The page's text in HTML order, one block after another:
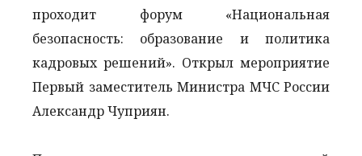
проходит форум «Национальная
безопасность: образование и политика
кадровых решений». Открыл мероприятие
Первый заместитель Министра МЧС России
Александр Чуприян.